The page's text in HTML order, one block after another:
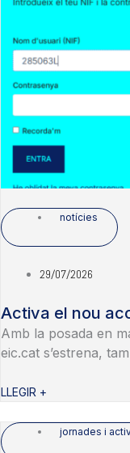
notícies
29/07/2026
Activa el nou
Amb la posada en
eic.cat s’estrena,
LLEGIR +
jornades i